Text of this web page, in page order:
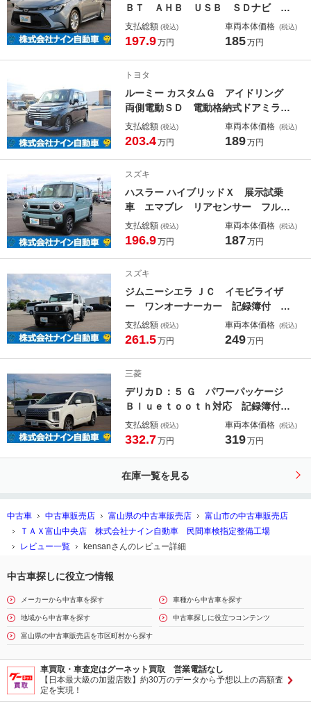
ＢＴ ＡＨＢ ＵＳＢ ＳＤナビ ｉ
ストップ バックガイドモニター 整
備記録簿 横滑り防止 ＬＥＤヘッ
ートキー オートエアコン
支払総額 (税込)
197.9万円
車両本体価格 (税込)
185万円
トヨタ
ルーミー カスタムＧ アイドリング
両側電動ＳＤ 電動格納式ドアミラ
ー ＬＥＤヘット オートＬＥＤ コ
ーナーソナー バックビューモニタ
ト 地デジ ＡＢＳ
支払総額 (税込)
203.4万円
車両本体価格 (税込)
189万円
スズキ
ハスラー ハイブリッドＸ 展示試乗
車 エマブレ リアセンサー フルフ
ラット オートＬＥＤ アイストッ
プ 禁煙 安全ボディ フルタイム４
ム ＬＤＷ ナビＴＶ
支払総額 (税込)
196.9万円
車両本体価格 (税込)
187万円
スズキ
ジムニーシエラ ＪＣ イモビライザ
ー ワンオーナーカー 記録簿付 イ
ンテリキー ＤＶＤ再生可能 衝突安
全ボディ Ｂｌｕｅｔｏｏｔｈ対応
エアコン ＡＢＳ
支払総額 (税込)
261.5万円
車両本体価格 (税込)
249万円
三菱
デリカＤ：５ Ｇ パワーパッケージ
Ｂｌｕｅｔｏｏｔｈ対応 記録簿付
ＡＣ１００Ｖ 地デジ ＬＥＤライ
ト アイドリングＳＴＯＰ エアバッ
ー 禁煙車 シートヒータ ＡＢＳ
支払総額 (税込)
332.7万円
車両本体価格 (税込)
319万円
在庫一覧を見る
中古車 中古車販売店 富山県の中古車販売店
富山市の中古車販売店
ＴＡＸ富山中央店 株式会社ナイン自動車 民間車検指定整備工場
レビュー一覧
kensanさんのレビュー詳細
中古車探しに役立つ情報
メーカーから中古車を探す 車種から中古車を探す
地域から中古車を探す 中古車探しに役立つコンテンツ
富山県の中古車販売店を市区町村から探す
車買取・車査定はグーネット買取 営業電話なし
【日本最大級の加盟店数】約30万のデータから予想以上の高額査
定を実現！